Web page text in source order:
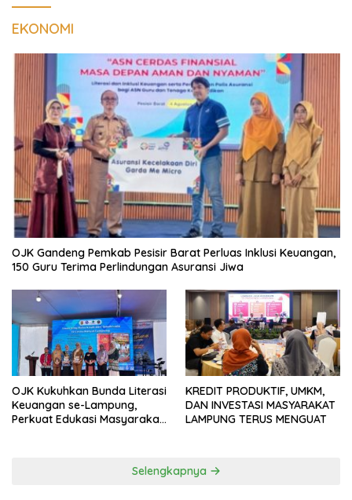
EKONOMI
OJK Gandeng Pemkab Pesisir Barat Perluas Inklusi Keuangan,
150 Guru Terima Perlindungan Asuransi Jiwa
OJK Kukuhkan Bunda Literasi
Keuangan se-Lampung,
Perkuat Edukasi Masyarakat
KREDIT PRODUKTIF, UMKM,
DAN INVESTASI MASYARAKAT
LAMPUNG TERUS MENGUAT
Selengkapnya